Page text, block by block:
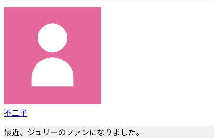
不二子
最近、ジュリーのファンになりました。